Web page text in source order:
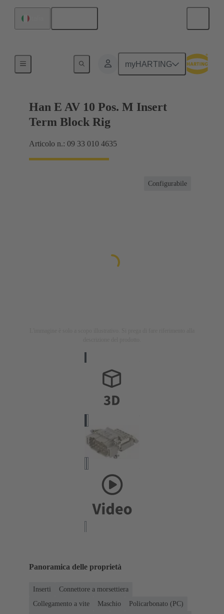
myHARTING
Connettore a morsettiera
Han E AV 10 Pos. M Insert
Term Block Rig
Articolo n.: 09 33 010 4635
Configurabile
Panoramica delle proprietà
Inserti
Connettore a morsettiera
Collegamento a vite
Maschio
Policarbonato (PC)